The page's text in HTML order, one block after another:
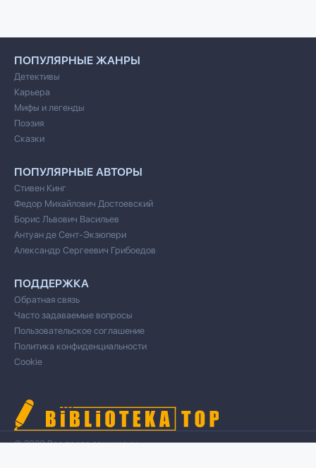
ПОПУЛЯРНЫЕ ЖАНРЫ
Детективы
Карьера
Мифы и легенды
Поэзия
Сказки
ПОПУЛЯРНЫЕ АВТОРЫ
Стивен Кинг
Федор Михайлович Достоевский
Борис Львович Васильев
Антуан де Сент-Экзюпери
Александр Сергеевич Грибоедов
ПОДДЕРЖКА
Обратная связь
Часто задаваемые вопросы
Пользовательское соглашение
Политика конфиденциальности
Cookie
© 2020 Все права защищены